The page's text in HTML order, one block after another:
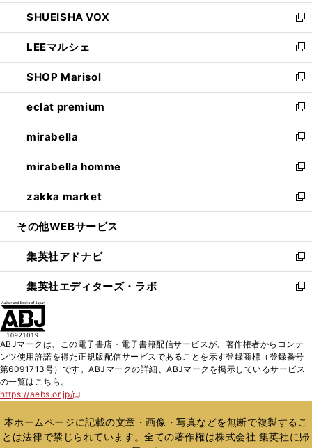
ウ
で
開
く
ン
ド
ウ
で
開
く
ウ
ィ
ン
ド
ウ
で
開
く
し
い
ウ
ィ
ン
ド
ウ
で
開
く
SHUEISHA VOX
新
し
い
ウ
ィ
ン
ド
ウ
で
開
く
LEEマルシェ
新
し
い
ウ
ィ
ン
ド
ウ
で
開
く
SHOP Marisol
新
し
い
ウ
ィ
ン
ド
ウ
で
開
eclat premium
新
し
い
ウ
ィ
ン
ド
ウ
開
く
mirabella
新
し
い
ウ
ィ
ン
ウ
で
開
く
mirabella homme
新
し
い
ウ
ン
ド
ウ
で
zakka market
新
し
ウ
ィ
ン
ド
く
その他WEBサービス
集英社アドナビ
新
し
い
ド
ウ
で
集英社エディターズ・ラボ
新
ィ
ン
ド
開
く
ABJマークは、この電子書店・電子書籍配信サービスが、著作権者からコンテ
ンツ使用許諾を得た正規版配信サービスであることを示す登録商標（登録番号
第6091713号）です。ABJマークの詳細、ABJマークを掲示しているサービス
の一覧はこちら。
https://aebs.or.jp/
新
い
ウ
ィ
本ホームページに記載の文章・画像・写真などを無断で複製するこ
とは法律で禁じられています。全ての著作権は株式会社 集英社に帰